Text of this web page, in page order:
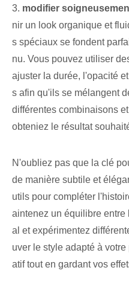
3. modifier
nir un look organique et
s spéciaux se fondent
nu. Vous pouvez utiliser
ajuster la durée, l'opacité
s afin qu'ils se mélangent
différentes combinaisons
obteniez le résultat
N'oubliez pas que la clé
de manière subtile et
utils pour compléter
aintenez un équilibre entre
al et expérimentez
uver le style adapté à
atif tout en gardant vos